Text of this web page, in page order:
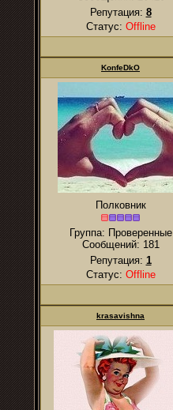
Репутация: 8
Статус: Offline
KonfeDkO
Полковник
Группа: Проверенные
Сообщений: 181
Репутация: 1
Статус: Offline
krasavishna